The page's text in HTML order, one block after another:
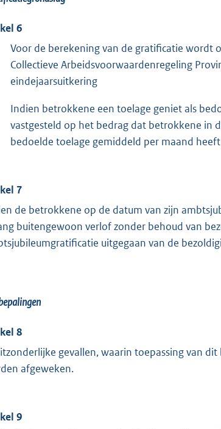
6
Voor de berekening van de gratificatie wordt
Collectieve Arbeidsvoorwaardenregeling
eindejaarsuitkering
Indien betrokkene een toelage geniet als
vastgesteld op het bedrag dat betrokkene in
bedoelde toelage gemiddeld per maand
7
de betrokkene op de datum van zijn
buitengewoon verlof zonder behoud van
uitgegaan van de
8
gevallen, waarin toepassing van
afgeweken.
9